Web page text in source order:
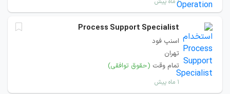
Process Support Specialist
اسنپ فود
تهران
تمام وقت (حقوق توافقی)
۱ ماه پیش